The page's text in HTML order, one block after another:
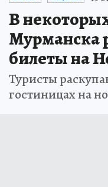
В
Мурманска
билеты на
Туристы
гостиницах на